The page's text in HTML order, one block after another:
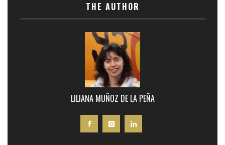
THE AUTHOR
LILIANA MUÑOZ DE LA PEÑA